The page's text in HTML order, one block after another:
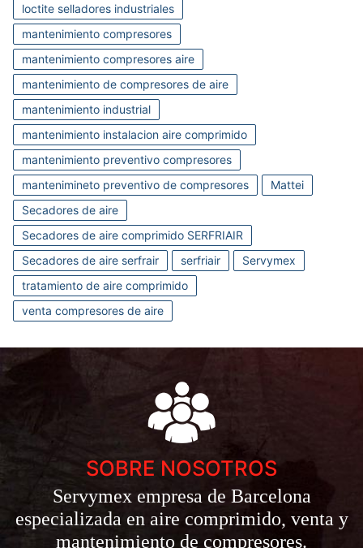
loctite selladores industriales
mantenimiento compresores
mantenimiento compresores aire
mantenimiento de compresores de aire
mantenimiento industrial
mantenimiento instalacion aire comprimido
mantenimiento preventivo compresores
mantenimineto preventivo de compresores
Mattei
Secadores de aire
Secadores de aire comprimido SERFRIAIR
Secadores de aire serfrair
serfriair
Servymex
tratamiento de aire comprimido
venta compresores de aire
SOBRE NOSOTROS
Servymex empresa de Barcelona
especializada en aire comprimido, venta y
mantenimiento de compresores.